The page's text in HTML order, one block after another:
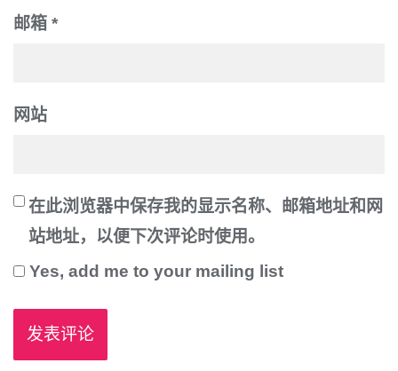
邮箱 *
网站
在此浏览器中保存我的显示名称、邮箱地址和网
站地址，以便下次评论时使用。
Yes, add me to your mailing list